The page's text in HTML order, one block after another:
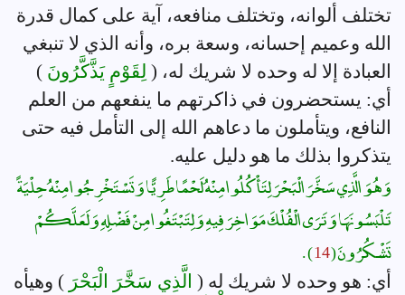
تختلف ألوانه، وتختلف منافعه، آية على كمال قدرة
الله وعميم إحسانه، وسعة بره، وأنه الذي لا تنبغي
العبادة إلا له وحده لا شريك له، ( لِقَوْمٍ يَذَّكَّرُونَ )
أي: يستحضرون في ذاكرتهم ما ينفعهم من العلم
النافع، ويتأملون ما دعاهم الله إلى التأمل فيه حتى
يتذكروا بذلك ما هو دليل عليه.
وَهُوَ الَّذِي سَخَّرَ الْبَحْرَ لِتَأْكُلُوا مِنْهُ لَحْمًا طَرِيًّا وَتَسْتَخْرِجُوا مِنْهُ حِلْيَةً
تَلْبَسُونَهَا وَتَرَى الْفُلْكَ مَوَاخِرَ فِيهِ وَلِتَبْتَغُوا مِنْ فَضْلِهِ وَلَعَلَّكُمْ
تَشْكُرُونَ ( ) .
أي: هو وحده لا شريك له ( الَّذِي سَخَّرَ الْبَحْرَ ) وهيأه